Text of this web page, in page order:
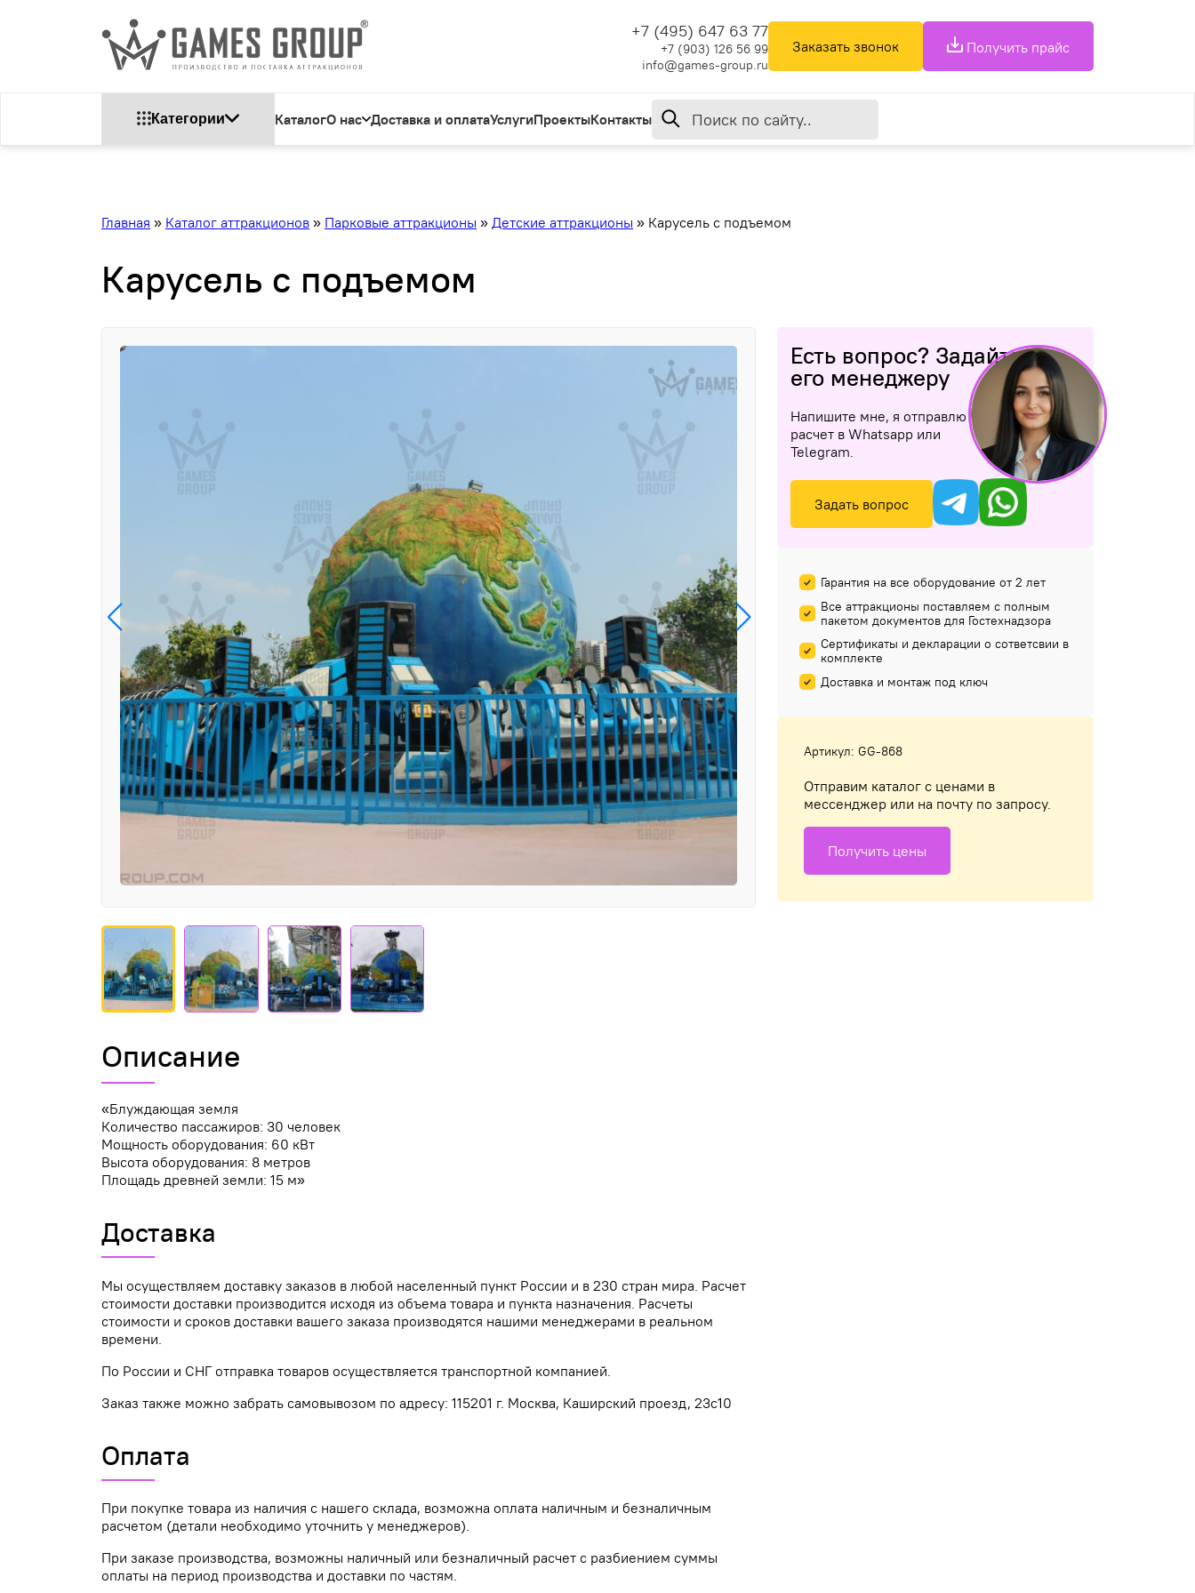
+7 (495) 647 63 77
+7 (903) 126 56 99
info@games-group.ru
Заказать звонок Получить прайс
Категории КаталогО нас Доставка и оплатаУслугиПроектыКонтакты
Главная » Каталог аттракционов » Парковые аттракционы » Детские аттракционы » Карусель с подъемом
Карусель с подъемом
Описание
«Блуждающая земля
Количество пассажиров: 30 человек
Мощность оборудования: 60 кВт
Высота оборудования: 8 метров
Площадь древней земли: 15 м»
Доставка
Мы осуществляем доставку заказов в любой населенный пункт России и в 230 стран мира. Расчет
стоимости доставки производится исходя из объема товара и пункта назначения. Расчеты
стоимости и сроков доставки вашего заказа производятся нашими менеджерами в реальном
времени.
По России и СНГ отправка товаров осуществляется транспортной компанией.
Заказ также можно забрать самовывозом по адресу: 115201 г. Москва, Каширский проезд, 23с10
Оплата
При покупке товара из наличия с нашего склада, возможна оплата наличным и безналичным
расчетом (детали необходимо уточнить у менеджеров).
При заказе производства, возможны наличный или безналичный расчет с разбиением суммы
оплаты на период производства и доставки по частям.
Есть вопрос? Задайте
его менеджеру
Напишите мне, я отправлю
расчет в Whatsapp или
Telegram.
Задать вопрос
Гарантия на все оборудование от 2 лет
Все аттракционы поставляем с полным
пакетом документов для Гостехнадзора
Сертификаты и декларации о сответсвии в
комплекте
Доставка и монтаж под ключ
Артикул: GG-868
Отправим каталог с ценами в
мессенджер или на почту по запросу.
Получить цены